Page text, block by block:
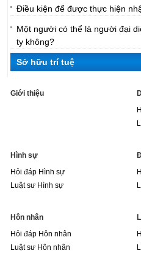
Điều kiện để được thực hiện
Một người có thể là người đại
ty không?
Sở hữu trí tuệ
Giới thiệu
Hình sự
Hỏi đáp Hình sự
Luật sư Hình sự
Hôn nhân
Hỏi đáp Hôn nhân
Luật sư Hôn nhân